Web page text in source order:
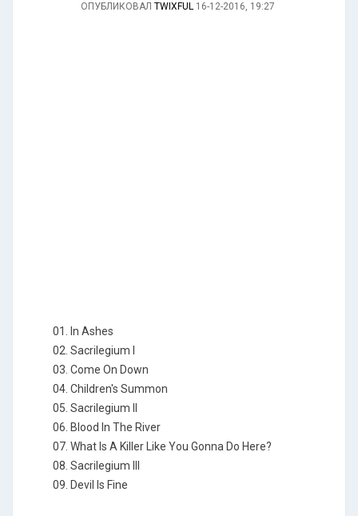
ОПУБЛИКОВАЛ TWIXFUL 16-12-2016, 19:27
01. In Ashes
02. Sacrilegium I
03. Come On Down
04. Children's Summon
05. Sacrilegium II
06. Blood In The River
07. What Is A Killer Like You Gonna Do Here?
08. Sacrilegium III
09. Devil Is Fine